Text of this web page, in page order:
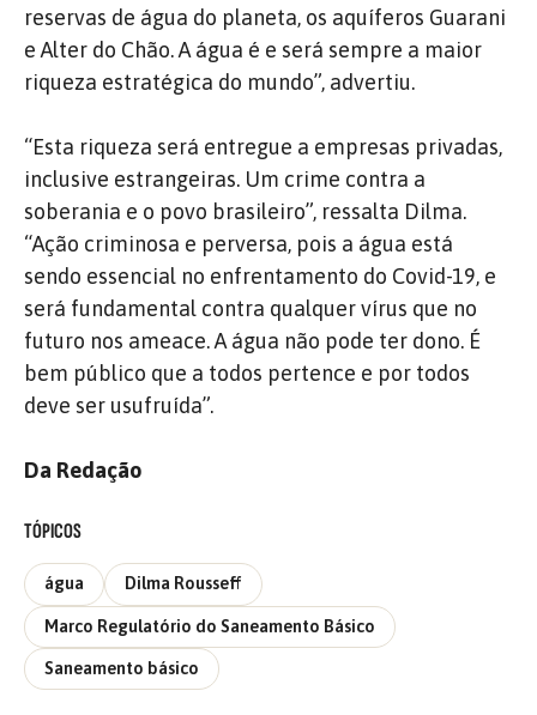
reservas de água do planeta, os aquíferos Guarani
e Alter do Chão. A água é e será sempre a maior
riqueza estratégica do mundo”, advertiu.
“Esta riqueza será entregue a empresas privadas,
inclusive estrangeiras. Um crime contra a
soberania e o povo brasileiro”, ressalta Dilma.
“Ação criminosa e perversa, pois a água está
sendo essencial no enfrentamento do Covid-19, e
será fundamental contra qualquer vírus que no
futuro nos ameace. A água não pode ter dono. É
bem público que a todos pertence e por todos
deve ser usufruída”.
Da Redação
TÓPICOS
água Dilma Rousseff
Marco Regulatório do Saneamento Básico
Saneamento básico